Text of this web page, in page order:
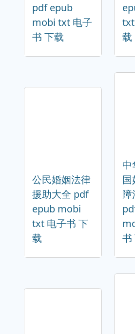
pdf epub
mobi txt 电子
书 下载
载
公民婚姻法律
援助大全 pdf
epub mobi
txt 电子书 下
载
中
国
障
书